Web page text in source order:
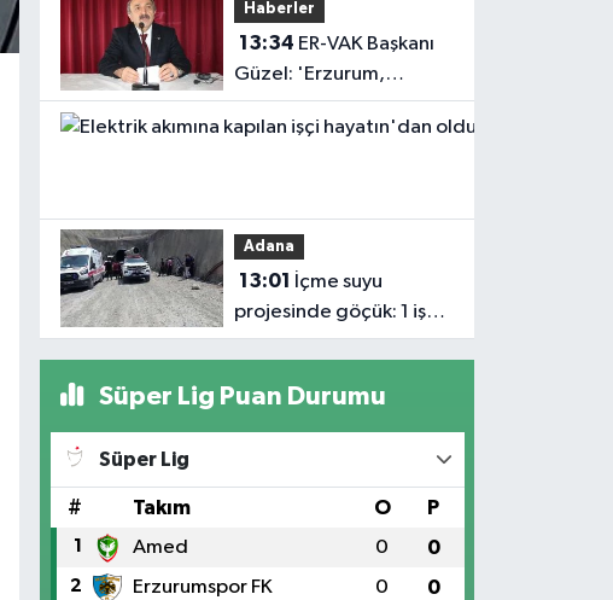
BULUŞTU
Haberler
13:34
Güzel: 'Erzurum,
savunma sanayii
ekosistemine daha
Adana
13:01
projesinde göçük: 1 işçi
hayatını kaybetti, 1'i
Süper Lig Puan Durumu
Süper Lig
# Takım O P
1 Amed 0 0
2 Erzurumspor FK 0 0